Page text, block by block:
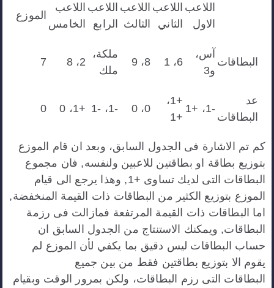
اللاعب
الاول
اللاعب
الثاني
اللاعب
الثالث
اللاعب
الرابع
اللاعب
الخامس
الموزع
البطاقات
آس،
و3
6، 1 8، 9
ملكة،
ملك
2، 8 7
عد
البطاقات
-1، +1
+1،
+1
0، 0 -1، -1 +1، 0 0
كم تم الاشارة فى الجدول السابق، وبعد ان قام الموزع
بتوزيع بطاقة او بطاقتين للاعبين ولنفسه, فان مجموع
البطاقات التى لديك تساوى +1, وهذا يرجع الى قيام
الموزع بتوزيع الكثير من البطاقات ذات القيمة المنخفضة,
اما البطاقات ذات القيمة المرتفعة فمازالت فى رزمة
البطاقات, ويمكنك الاستنتاج من الجدول السابق ان
حساب البطاقات ليس دقيق بما يكفي لأن الموزع لم
يقوم الا بتوزيع بطاقتين فقط من بين جميع
البطاقات التى رزم البطاقات، ولكن بمرور الوقت وبقيام